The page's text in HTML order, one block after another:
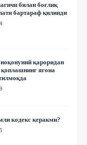
билан боғлиқ
бартараф қилинди
қароридан
қоплашнинг ягона
кодекс керакми?